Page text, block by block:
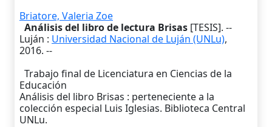
Briatore, Valeria Zoe
Análisis del libro de lectura Brisas [TESIS]. --
Luján : Universidad Nacional de Luján (UNLu),
2016. --
Trabajo final de Licenciatura en Ciencias de la
Educación
Análisis del libro Brisas : perteneciente a la
colección especial Luis Iglesias. Biblioteca Central
UNLu.